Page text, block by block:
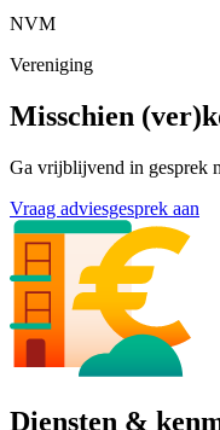
NVM
Vereniging
Misschien
Ga vrijblijvend in gesprek
Vraag adviesgesprek aan
Diensten &